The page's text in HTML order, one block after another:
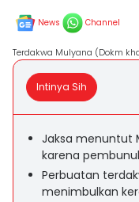
News Channel
Terdakwa Mulyana (Dokm
Intinya Sih
Jaksa menuntut
karena
Perbuatan
menimbulkan